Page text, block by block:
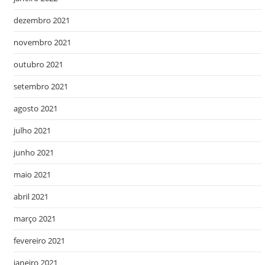
dezembro 2021
novembro 2021
outubro 2021
setembro 2021
agosto 2021
julho 2021
junho 2021
maio 2021
abril 2021
março 2021
fevereiro 2021
janeiro 2021